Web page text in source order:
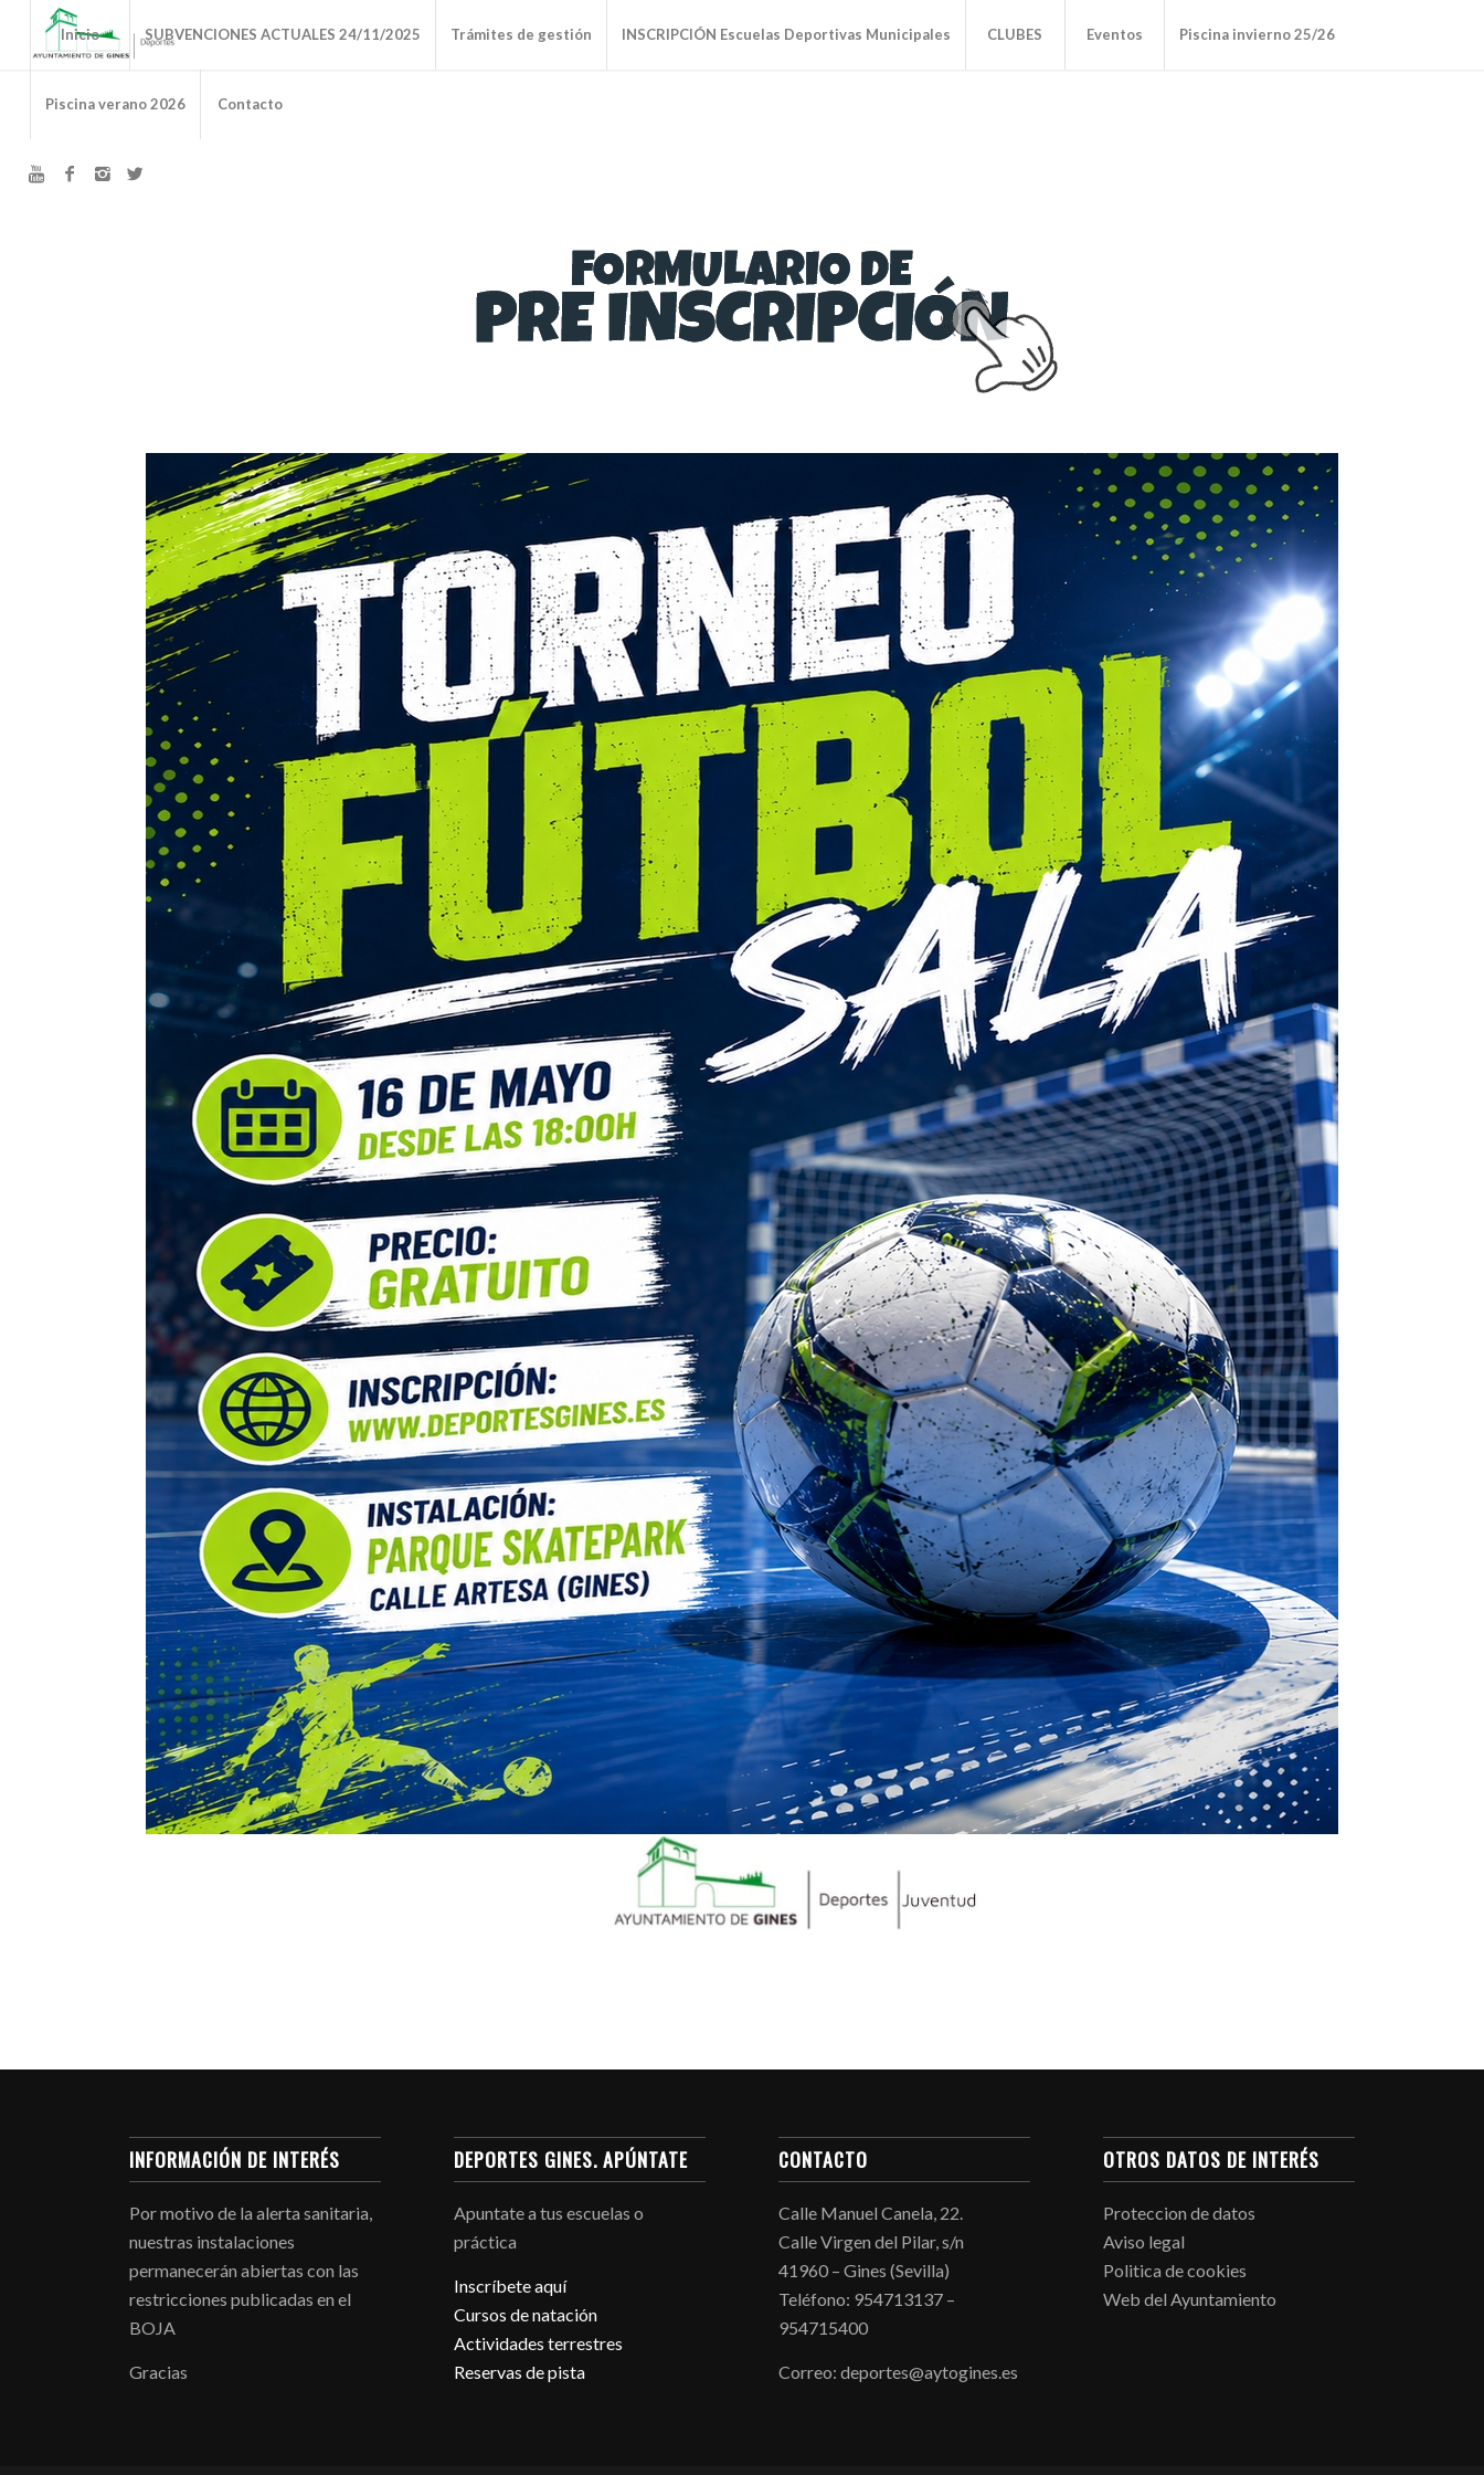
Inicio SUBVENCIONES ACTUALES 24/11/2025 Trámites de gestión INSCRIPCIÓN Escuelas Deportivas Municipales CLUBES Eventos Piscina invierno 25/26
Piscina verano 2026 Contacto
INFORMACIÓN DE INTERÉS
Por motivo de la alerta sanitaria,
nuestras instalaciones
permanecerán abiertas con las
restricciones publicadas en el
BOJA
Gracias
DEPORTES GINES. APÚNTATE
Apuntate a tus escuelas o
práctica
Inscríbete aquí
Cursos de natación
Actividades terrestres
Reservas de pista
CONTACTO
Calle Manuel Canela, 22.
Calle Virgen del Pilar, s/n
41960 – Gines (Sevilla)
Teléfono: 954713137 –
954715400
Correo: deportes@aytogines.es
OTROS DATOS DE INTERÉS
Proteccion de datos
Aviso legal
Politica de cookies
Web del Ayuntamiento